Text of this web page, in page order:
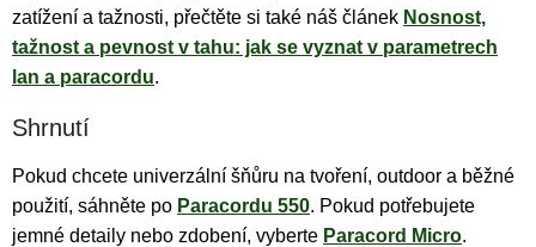
zatížení a tažnosti, přečtěte si také náš článek Nosnost,
tažnost a pevnost v tahu: jak se vyznat v parametrech
lan a paracordu.
Shrnutí
Pokud chcete univerzální šňůru na tvoření, outdoor a běžné
použití, sáhněte po Paracordu 550. Pokud potřebujete
jemné detaily nebo zdobení, vyberte Paracord Micro.